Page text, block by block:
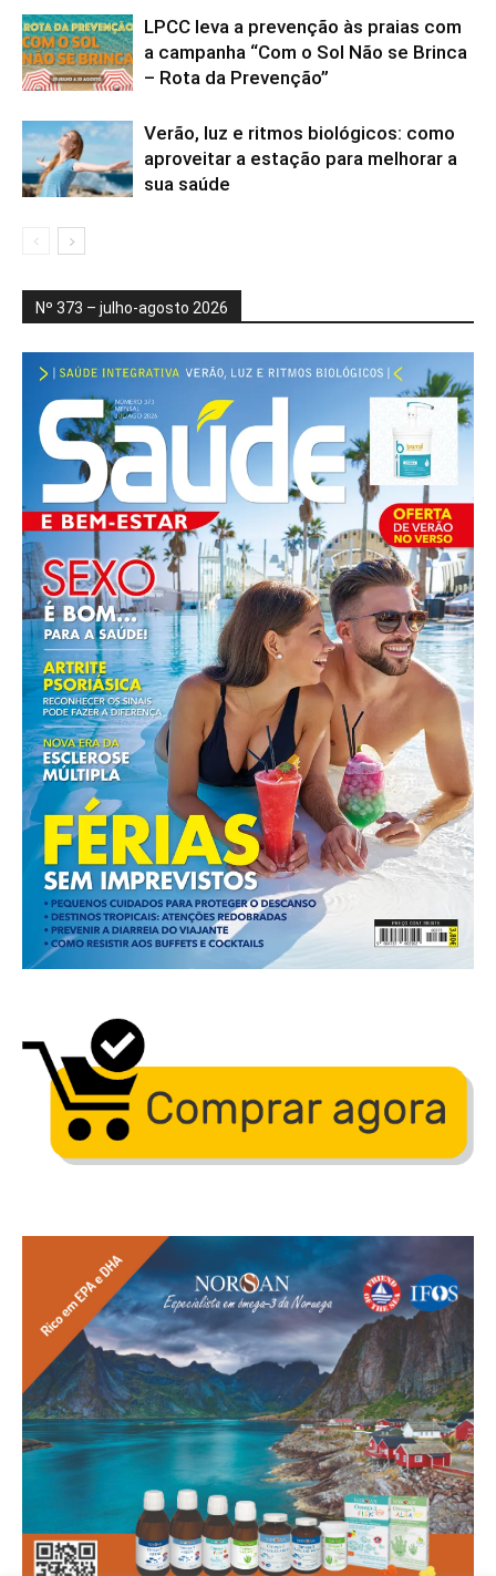
LPCC leva a prevenção às praias com
a campanha “Com o Sol Não se Brinca
– Rota da Prevenção”
Verão, luz e ritmos biológicos: como
aproveitar a estação para melhorar a
sua saúde
Nº 373 – julho-agosto 2026